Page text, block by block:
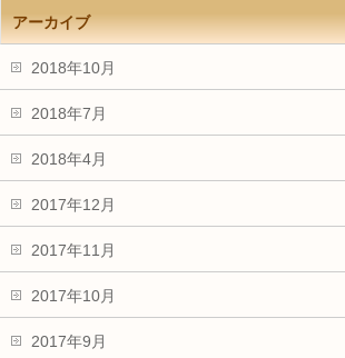
アーカイブ
2018年10月
2018年7月
2018年4月
2017年12月
2017年11月
2017年10月
2017年9月